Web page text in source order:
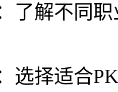
了解不同
选择适合